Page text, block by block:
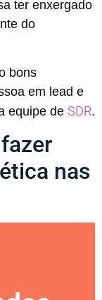
ter enxergado
do
bons
em lead e
equipe de SDR.
nas